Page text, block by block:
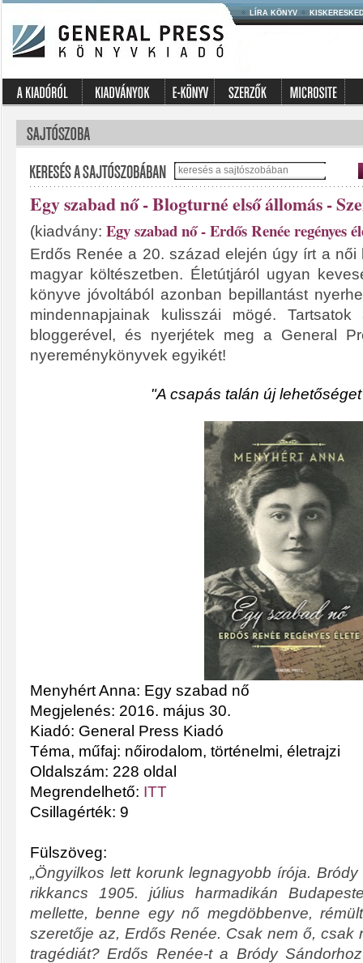
LÍRA KÖNYV
Egy szabad nő - Blogturné első állomás -
(kiadvány: Egy szabad nő - Erdős Renée regényes
Erdős Renée a 20. század elején úgy írt a női
magyar költészetben. Életútjáról ugyan
könyve jóvoltából azonban bepillantást
mindennapjainak kulisszái mögé.
bloggerével, és nyerjétek meg a General
nyereménykönyvek egyikét!
"A csapás talán új
Menyhért Anna: Egy szabad nő
Megjelenés: 2016. május 30.
Kiadó: General Press Kiadó
Téma, műfaj: nőirodalom, történelmi, életrajzi
Oldalszám: 228 oldal
Megrendelhető: ITT
Csillagérték: 9
Fülszöveg:
„Öngyilkos lett korunk legnagyobb írója.
rikkancs 1905. július harmadikán
mellette, benne egy nő megdöbbenve,
szeretője az, Erdős Renée. Csak nem ő, csak
tragédiát?Erdős Renée-t a Bródy